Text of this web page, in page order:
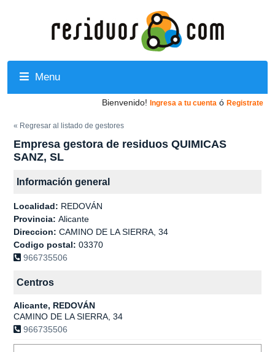
Menu
Bienvenido! Ingresa a tu cuenta ó Registrate
« Regresar al listado de gestores
Empresa gestora de residuos QUIMICAS
SANZ, SL
Información general
Localidad: REDOVÁN
Provincia: Alicante
Direccion: CAMINO DE LA SIERRA, 34
Codigo postal: 03370
966735506
Centros
Alicante, REDOVÁN
CAMINO DE LA SIERRA, 34
966735506